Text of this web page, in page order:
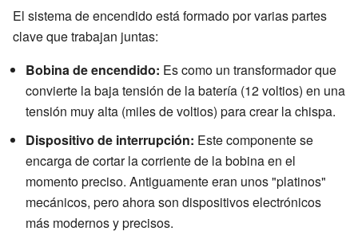
El sistema de encendido está formado por varias partes
clave que trabajan juntas:
Bobina de encendido: Es como un transformador que
convierte la baja tensión de la batería (12 voltios) en una
tensión muy alta (miles de voltios) para crear la chispa.
Dispositivo de interrupción: Este componente se
encarga de cortar la corriente de la bobina en el
momento preciso. Antiguamente eran unos "platinos"
mecánicos, pero ahora son dispositivos electrónicos
más modernos y precisos.